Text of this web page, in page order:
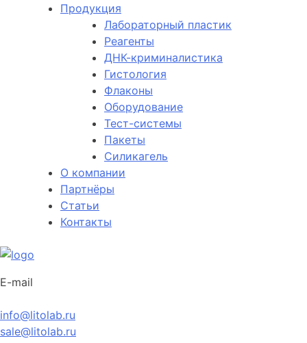
Продукция
Лабораторный пластик
Реагенты
ДНК-криминалистика
Гистология
Флаконы
Оборудование
Тест-системы
Пакеты
Силикагель
О компании
Партнёры
Статьи
Контакты
E-mail
info@litolab.ru
sale@litolab.ru